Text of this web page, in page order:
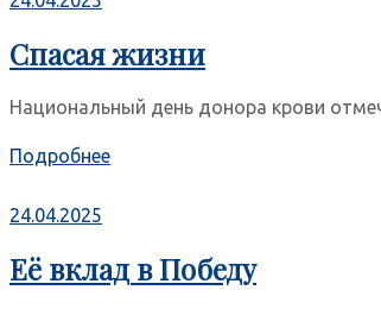
Спасая жизни
Национальный день донора крови
Подробнее
24.04.2025
Её вклад в Победу